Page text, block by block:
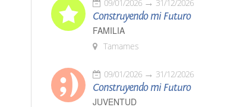
09/01/2026 31/12/2026
Construyendo mi Futuro
FAMILIA
Tamames
09/01/2026 31/12/2026
Construyendo mi Futuro
JUVENTUD